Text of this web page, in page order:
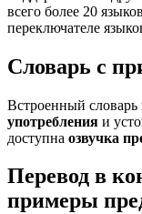
всего более 20
переключателе
Словарь с
Встроенный словарь
употребления и
доступна озвучка
Перевод в
примеры